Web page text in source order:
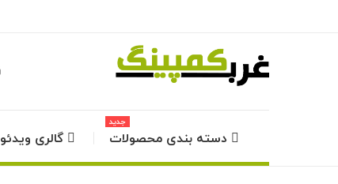
دسته بندی محصولات
جدید
گالری ویدئو